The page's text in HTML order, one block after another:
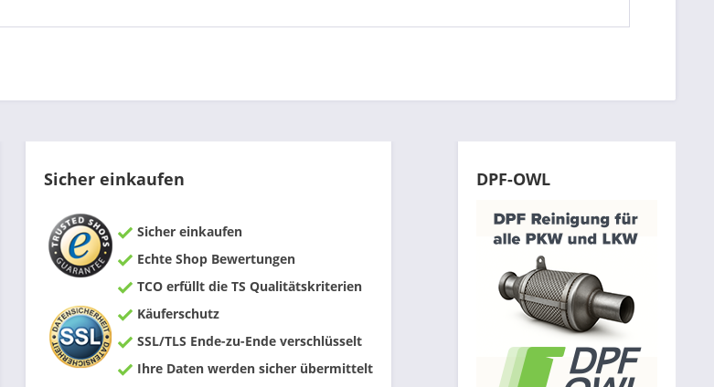
Sicher einkaufen
Sicher einkaufen
Echte Shop Bewertungen
TCO erfüllt die TS Qualitätskriterien
Käuferschutz
SSL/TLS Ende-zu-Ende verschlüsselt
Ihre Daten werden sicher übermittelt
DPF-OWL